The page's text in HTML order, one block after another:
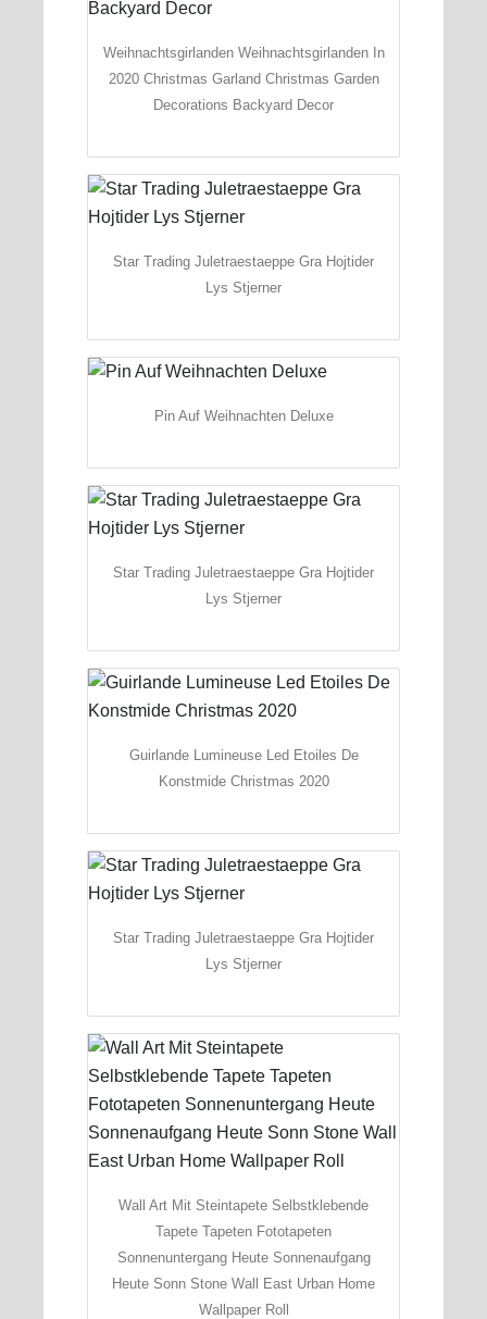
Weihnachtsgirlanden Weihnachtsgirlanden In
2020 Christmas Garland Christmas Garden
Decorations Backyard Decor
Star Trading Juletraestaeppe Gra Hojtider
Lys Stjerner
Pin Auf Weihnachten Deluxe
Star Trading Juletraestaeppe Gra Hojtider
Lys Stjerner
Guirlande Lumineuse Led Etoiles De
Konstmide Christmas 2020
Star Trading Juletraestaeppe Gra Hojtider
Lys Stjerner
Wall Art Mit Steintapete Selbstklebende
Tapete Tapeten Fototapeten
Sonnenuntergang Heute Sonnenaufgang
Heute Sonn Stone Wall East Urban Home
Wallpaper Roll